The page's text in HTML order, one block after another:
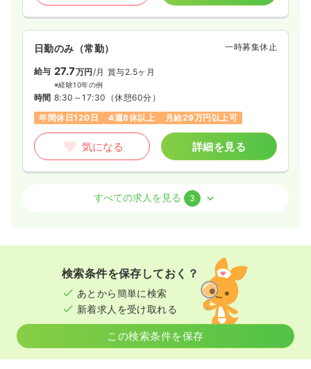
日勤のみ（常勤） 一時募集休止
給与 27.7万円 /月 賞与2.5ヶ月
※経験10年の例
時間 8:30～17:30 （休憩60分）
年間休日120日
4週8休以上 月給29万円以上可
気になる 詳細を見る
正・准看護師
8:30～17:30（休憩60分）
日祝休み
月給28万円以上可
気になる 詳細を見る
すべての求人を見る 3
検索条件を保存しておく？
あとから簡単に検索
新着求人を受け取れる
この検索条件を保存